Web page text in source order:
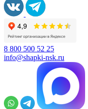
8 800 500 52 25
info@shapki-nsk.ru